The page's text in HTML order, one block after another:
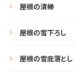
屋根の清掃
屋根の雪下ろし
屋根の雪庇落とし